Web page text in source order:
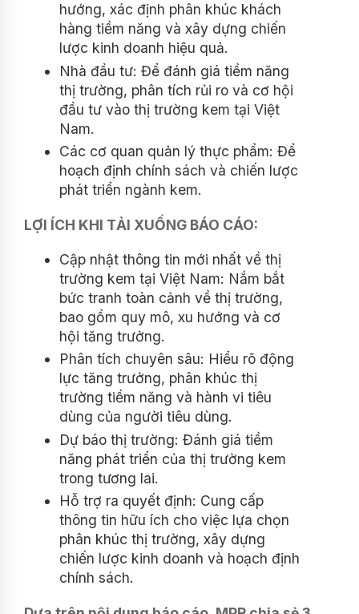
hướng, xác định phân khúc khách
hàng tiềm năng và xây dựng chiến
lược kinh doanh hiệu quả.
Nhà đầu tư: Để đánh giá tiềm năng
thị trường, phân tích rủi ro và cơ hội
đầu tư vào thị trường kem tại Việt
Nam.
Các cơ quan quản lý thực phẩm: Để
hoạch định chính sách và chiến lược
phát triển ngành kem.
LỢI ÍCH KHI TẢI XUỐNG BÁO CÁO:
Cập nhật thông tin mới nhất về thị
trường kem tại Việt Nam: Nắm bắt
bức tranh toàn cảnh về thị trường,
bao gồm quy mô, xu hướng và cơ
hội tăng trưởng.
Phân tích chuyên sâu: Hiểu rõ động
lực tăng trưởng, phân khúc thị
trường tiềm năng và hành vi tiêu
dùng của người tiêu dùng.
Dự báo thị trường: Đánh giá tiềm
năng phát triển của thị trường kem
trong tương lai.
Hỗ trợ ra quyết định: Cung cấp
thông tin hữu ích cho việc lựa chọn
phân khúc thị trường, xây dựng
chiến lược kinh doanh và hoạch định
chính sách.